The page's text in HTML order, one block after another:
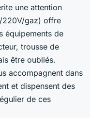
une attention
220V/gaz) offre
équipements de
trousse de
être oubliés.
accompagnent dans
et dispensent des
de ces